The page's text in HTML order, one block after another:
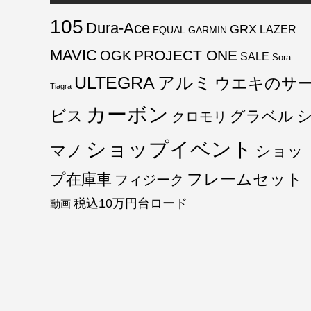
105 Dura-Ace EQUAL GARMIN GRX LAZER
MAVIC OGK PROJECT ONE SALE Sora
Tiagra ULTEGRA アルミ ウエキのサ
ビス カーボン クロモリ グラベル
マノ ショップイベント ショッ
プ在庫車 フィジーク フレームセット
動画 税込10万円台ロード